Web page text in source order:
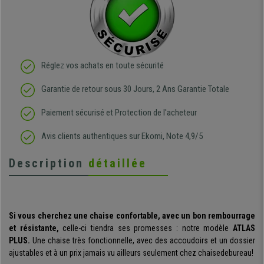
Réglez vos achats en toute sécurité
Garantie de retour sous 30 Jours, 2 Ans Garantie Totale
Paiement sécurisé et Protection de l'acheteur
Avis clients authentiques sur Ekomi, Note 4,9/5
Description détaillée
Si vous cherchez une chaise confortable, avec un bon rembourrage
et résistante, celle-ci tiendra ses promesses : notre modèleATLAS
PLUS. Une chaise très fonctionnelle, avec des accoudoirs et un dossier
ajustables et à un prix jamais vu ailleurs seulement chez chaisedebureau!